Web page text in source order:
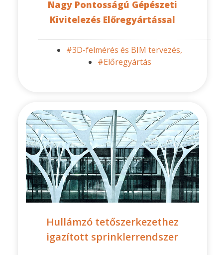
Nagy Pontosságú Gépészeti
Kivitelezés Előregyártással
#3D-felmérés és BIM tervezés,
#Előregyártás
Hullámzó tetőszerkezethez
igazított sprinklerrendszer